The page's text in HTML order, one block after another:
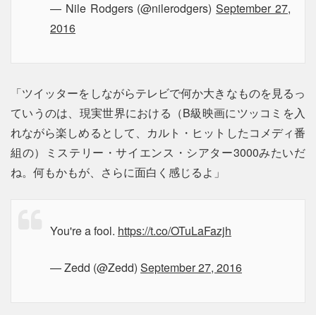
— Nile Rodgers (@nilerodgers)September 27,
2016
「ツイッターをしながらテレビで何か大きなものを見るっ
ていうのは、現実世界における（B級映画にツッコミを入
れながら楽しめるとして、カルト・ヒットしたコメディ番
組の）ミステリー・サイエンス・シアター3000みたいだ
ね。何もかもが、さらに面白く感じるよ」
You're a fool. https://t.co/OTuLaFazjh
— Zedd (@Zedd) September 27, 2016